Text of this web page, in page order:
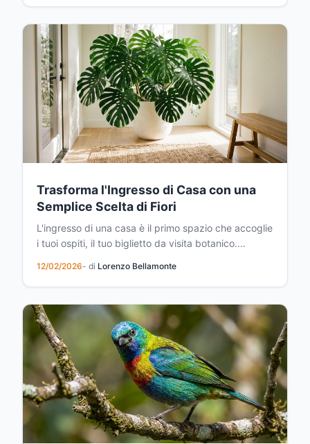
rischi della rivendita nel 2026.
Trasforma l'Ingresso di Casa con una
Semplice Scelta di Fiori
L'ingresso di una casa è il primo spazio che accoglie
i tuoi ospiti, il tuo biglietto da visita botanico.
vuoto e anonimo? La verità è che basta una sola
pianta ben scelta per trasformare completamente
questa zona, rendendola uno degli spazi più
ammir...
12/02/2026- di Lorenzo Bellamonte